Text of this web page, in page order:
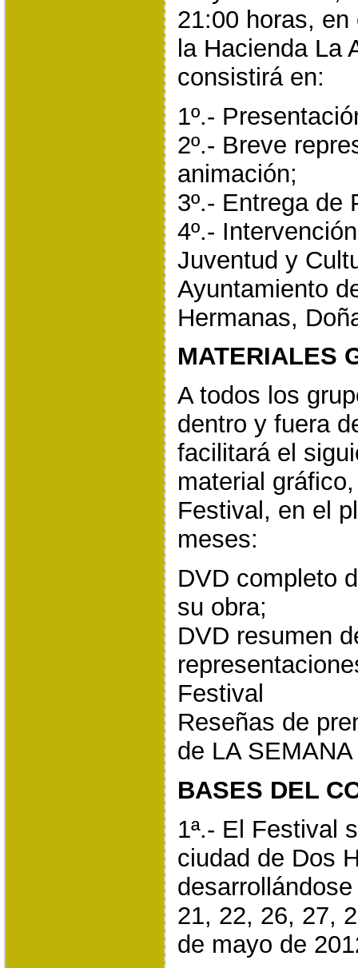
21:00 horas,
la Hacienda La
consistirá en:
1º.-
2º.- Breve
animación;
3º.- Entrega de
4º.-
Juventud y
Ayuntamiento
Hermanas,
MATERIALES
A todos los
dentro y fuera
facilitará el
material
Festival, en el
meses:
DVD completo
su obra;
DVD resumen
Festival
Reseñas de
de LA
BASES DEL
1ª.- El Festival
ciudad de Dos
21, 22, 26, 27,
de mayo de